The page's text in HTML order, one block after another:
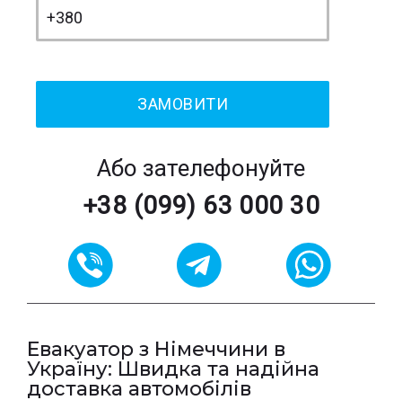
Або зателефонуйте
+38 (099) 63 000 30
Евакуатор з Німеччини в
Україну: Швидка та надійна
доставка автомобілів